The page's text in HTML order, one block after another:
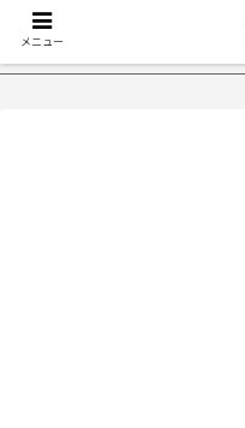
選｜不眠症体験談
メニュー